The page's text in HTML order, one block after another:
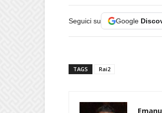
Seguici su Google
TAGS Rai2